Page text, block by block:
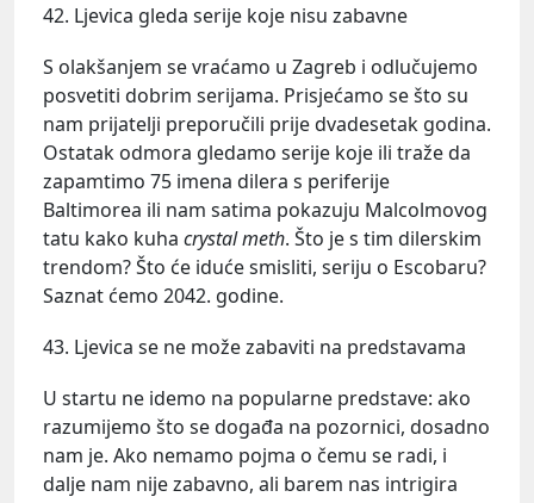
42. Ljevica gleda serije koje nisu zabavne
S olakšanjem se vraćamo u Zagreb i odlučujemo
posvetiti dobrim serijama. Prisjećamo se što su
nam prijatelji preporučili prije dvadesetak godina.
Ostatak odmora gledamo serije koje ili traže da
zapamtimo 75 imena dilera s periferije
Baltimorea ili nam satima pokazuju Malcolmovog
tatu kako kuha crystal meth. Što je s tim dilerskim
trendom? Što će iduće smisliti, seriju o Escobaru?
Saznat ćemo 2042. godine.
43. Ljevica se ne može zabaviti na predstavama
U startu ne idemo na popularne predstave: ako
razumijemo što se događa na pozornici, dosadno
nam je. Ako nemamo pojma o čemu se radi, i
dalje nam nije zabavno, ali barem nas intrigira